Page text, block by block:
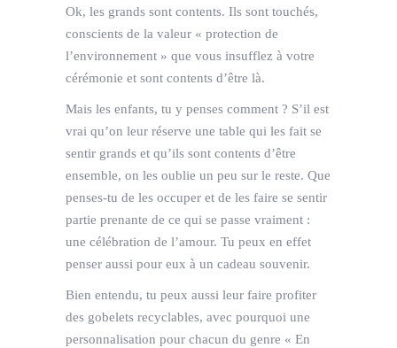
Ok, les grands sont contents. Ils sont touchés,
conscients de la valeur « protection de
l’environnement » que vous insufflez à votre
cérémonie et sont contents d’être là.
Mais les enfants, tu y penses comment ? S’il est
vrai qu’on leur réserve une table qui les fait se
sentir grands et qu’ils sont contents d’être
ensemble, on les oublie un peu sur le reste. Que
penses-tu de les occuper et de les faire se sentir
partie prenante de ce qui se passe vraiment :
une célébration de l’amour. Tu peux en effet
penser aussi pour eux à un cadeau souvenir.
Bien entendu, tu peux aussi leur faire profiter
des gobelets recyclables, avec pourquoi une
personnalisation pour chacun du genre « En